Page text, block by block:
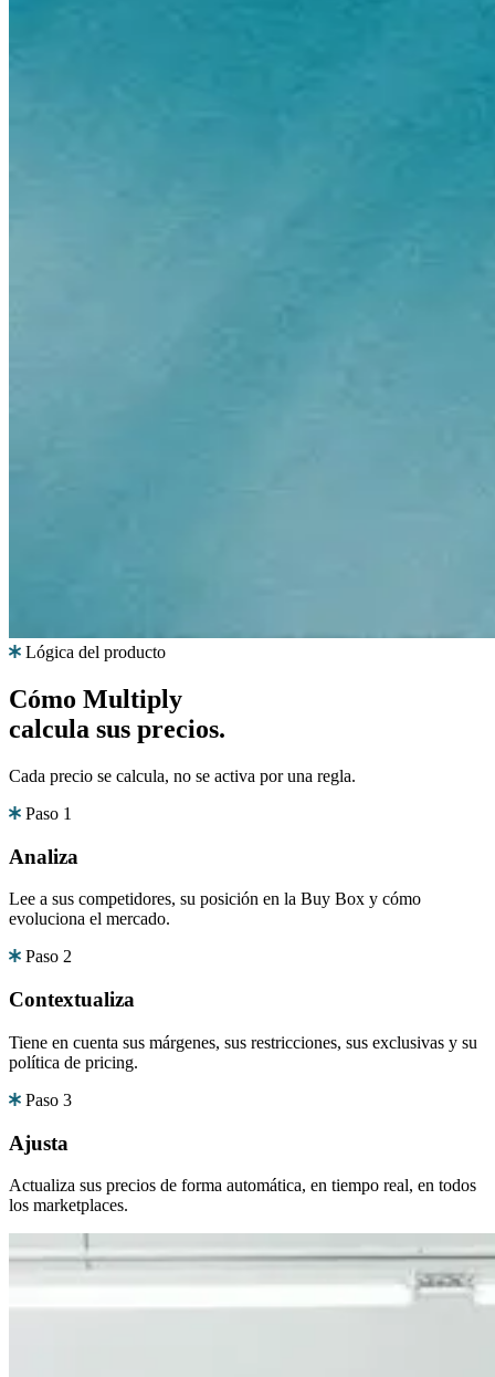
Lógica del producto
Cómo Multiply
calcula sus precios.
Cada precio se calcula, no se activa por una regla.
Paso 1
Analiza
Lee a sus competidores, su posición en la Buy Box y cómo
evoluciona el mercado.
Paso 2
Contextualiza
Tiene en cuenta sus márgenes, sus restricciones, sus exclusivas y su
política de pricing.
Paso 3
Ajusta
Actualiza sus precios de forma automática, en tiempo real, en todos
los marketplaces.